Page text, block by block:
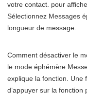
votre contact. pour
Sélectionnez Messages
longueur de message.
Comment désactiver le
le mode éphémère
explique la fonction. Une
d’appuyer sur la fonction